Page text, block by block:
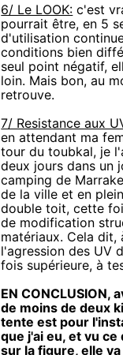
6/ Le LOOK: c'est
pourrait être, en 5
d'utilisation
conditions bien
seul point négatif,
loin. Mais bon, au
retrouve.
7/ Resistance aux
en attendant ma
tour du toubkal, je
deux jours dans un
camping de
de la ville et en
double toit, cette
de modification
matériaux. Cela dit,
l'agression des UV
fois supérieure, à
EN CONCLUSION,
de moins de deux
tente est pour
que j'ai eu, et vu ce
sur la figure, elle va